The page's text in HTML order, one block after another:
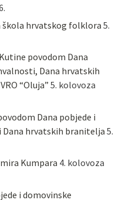
škola hrvatskog folklora 5.
povodom Dana
Dana hrvatskih
“Oluja” 5. kolovoza
Dana pobjede i
hrvatskih branitelja 5.
Kumpara 4. kolovoza
i domovinske